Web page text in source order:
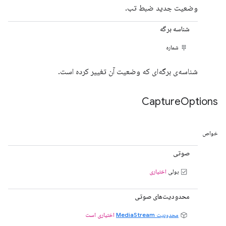
وضعیت جدید ضبط تب.
شناسه برگه
شماره
شناسه‌ی برگه‌ای که وضعیت آن تغییر کرده است.
CaptureOptions
خواص
صوتی
بولی اختیاری
محدودیت‌های صوتی
محدودیت MediaStream اختیاری است